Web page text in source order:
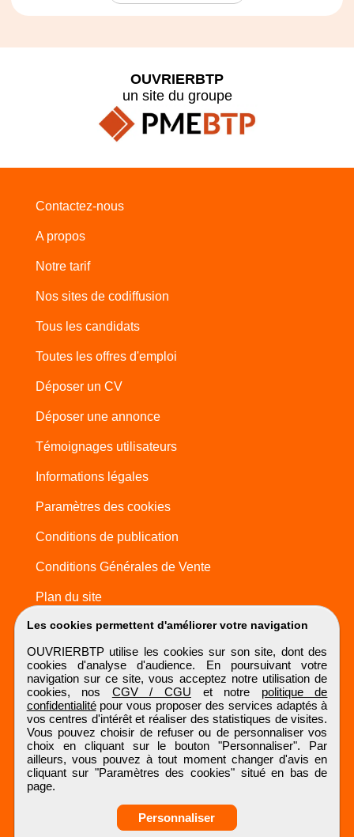
Les cookies permettent d'améliorer votre navigation
OUVRIERBTP utilise les cookies sur son site, dont des
cookies d'analyse d'audience. En poursuivant votre
navigation sur ce site, vous acceptez notre utilisation de
cookies, nos CGV / CGU et notre politique de
confidentialitépour vous proposer des services adaptés à
vos centres d'intérêt et réaliser des statistiques de visites.
Vous pouvez choisir de refuser ou de personnaliser vos
choix en cliquant sur le bouton "Personnaliser". Par
ailleurs, vous pouvez à tout moment changer d'avis en
cliquant sur "Paramètres des cookies" situé en bas de
page.
Personnaliser
OUVRIERBTP
un site du groupe
Contactez-nous
A propos
Notre tarif
Nos sites de codiffusion
Tous les candidats
Toutes les offres d'emploi
Déposer un CV
Déposer une annonce
Témoignages utilisateurs
Informations légales
Paramètres des cookies
Conditions de publication
Conditions Générales de Vente
Plan du site